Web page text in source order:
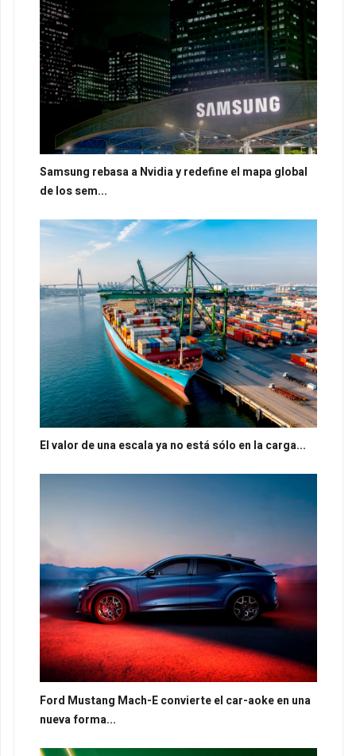
Samsung rebasa a Nvidia y redefine el mapa global
de los sem...
El valor de una escala ya no está sólo en la carga...
Ford Mustang Mach-E convierte el car-aoke en una
nueva forma...